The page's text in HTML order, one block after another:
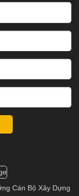
Cán Bộ Xây Dựng